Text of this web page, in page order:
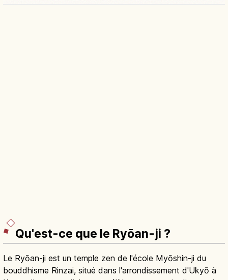
Qu'est-ce que le Ryōan-ji ?
Le Ryōan-ji est un temple zen de l'école Myōshin-ji du
bouddhisme Rinzai, situé dans l'arrondissement d'Ukyō à